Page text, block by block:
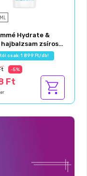
Hydrate &
zsíros
ml
csak: 1 899 Ft/db!
-5%
Ft